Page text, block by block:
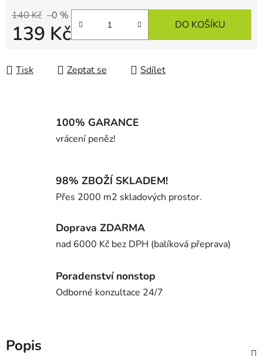
140 Kč –0 %
139 Kč DO KOŠÍKU
Tisk Zeptat se Sdílet
100% GARANCE
vrácení peněz!
98% ZBOŽÍ SKLADEM!
Přes 2000 m2 skladových prostor.
Doprava ZDARMA
nad 6000 Kč bez DPH (balíková přeprava)
Poradenství nonstop
Odborné konzultace 24/7
Popis